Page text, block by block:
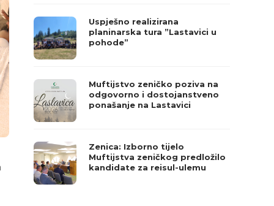
Uspješno realizirana
planinarska tura ”Lastavici u
pohode”
Muftijstvo zeničko poziva na
odgovorno i dostojanstveno
ponašanje na Lastavici
Zenica: Izborno tijelo
Muftijstva zeničkog predložilo
kandidate za reisul-ulemu